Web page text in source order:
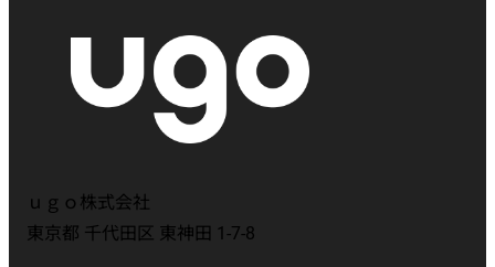
ｕｇｏ株式会社
東京都 千代田区 東神田 1-7-8